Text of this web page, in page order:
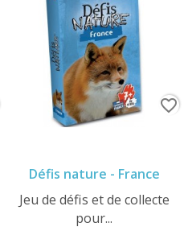
Défis nature - France
Jeu de défis et de collecte
pour...
favorite_border